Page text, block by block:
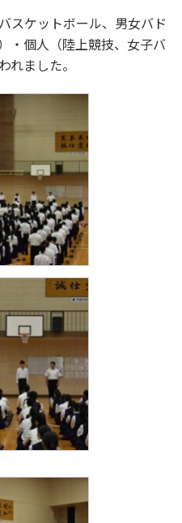
スケットボール、男女バド
・個人（陸上競技、女子バ
れました。